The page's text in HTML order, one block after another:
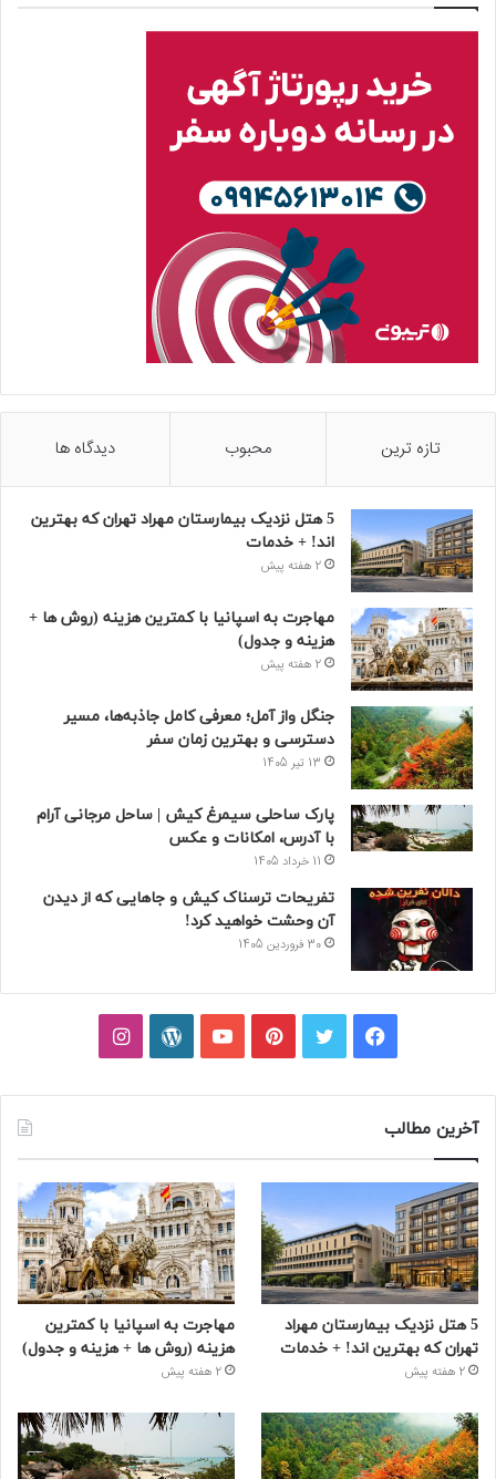
تازه ترین محبوب دیدگاه ها
5 هتل نزدیک بیمارستان مهراد تهران که بهترین‌
اند! + خدمات
2 هفته پیش
مهاجرت به اسپانیا با کمترین هزینه (روش ها +
هزینه و جدول)
2 هفته پیش
جنگل واز آمل؛ معرفی کامل جاذبه‌ها، مسیر
دسترسی و بهترین زمان سفر
13 تیر 1405
پارک ساحلی سیمرغ کیش | ساحل مرجانی آرام
با آدرس، امکانات و عکس
11 خرداد 1405
تفریحات ترسناک کیش و جاهایی که از دیدن
آن وحشت خواهید کرد!
30 فروردین 1405
فیسبوکتوییترپینتریستیوتیوبوردپرساینستاگرام
آخرین مطالب
5 هتل نزدیک بیمارستان مهراد
تهران که بهترین‌ اند! + خدمات
2 هفته پیش
مهاجرت به اسپانیا با کمترین
هزینه (روش ها + هزینه و جدول)
2 هفته پیش